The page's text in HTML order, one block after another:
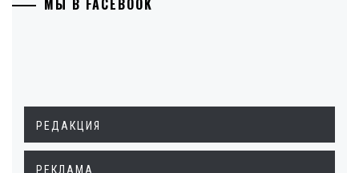
РЕДАКЦИЯ
РЕКЛАМА